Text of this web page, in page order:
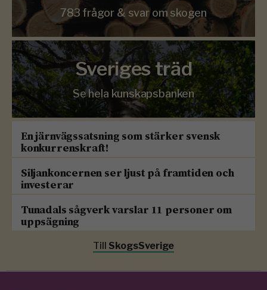
783 frågor & svar om skogen
Sveriges träd
Se hela kunskapsbanken
En järnvägssatsning som stärker svensk
konkurrenskraft!
Siljankoncernen ser ljust på framtiden och
investerar
Tunadals sågverk varslar 11 personer om
uppsägning
Till SkogsSverige